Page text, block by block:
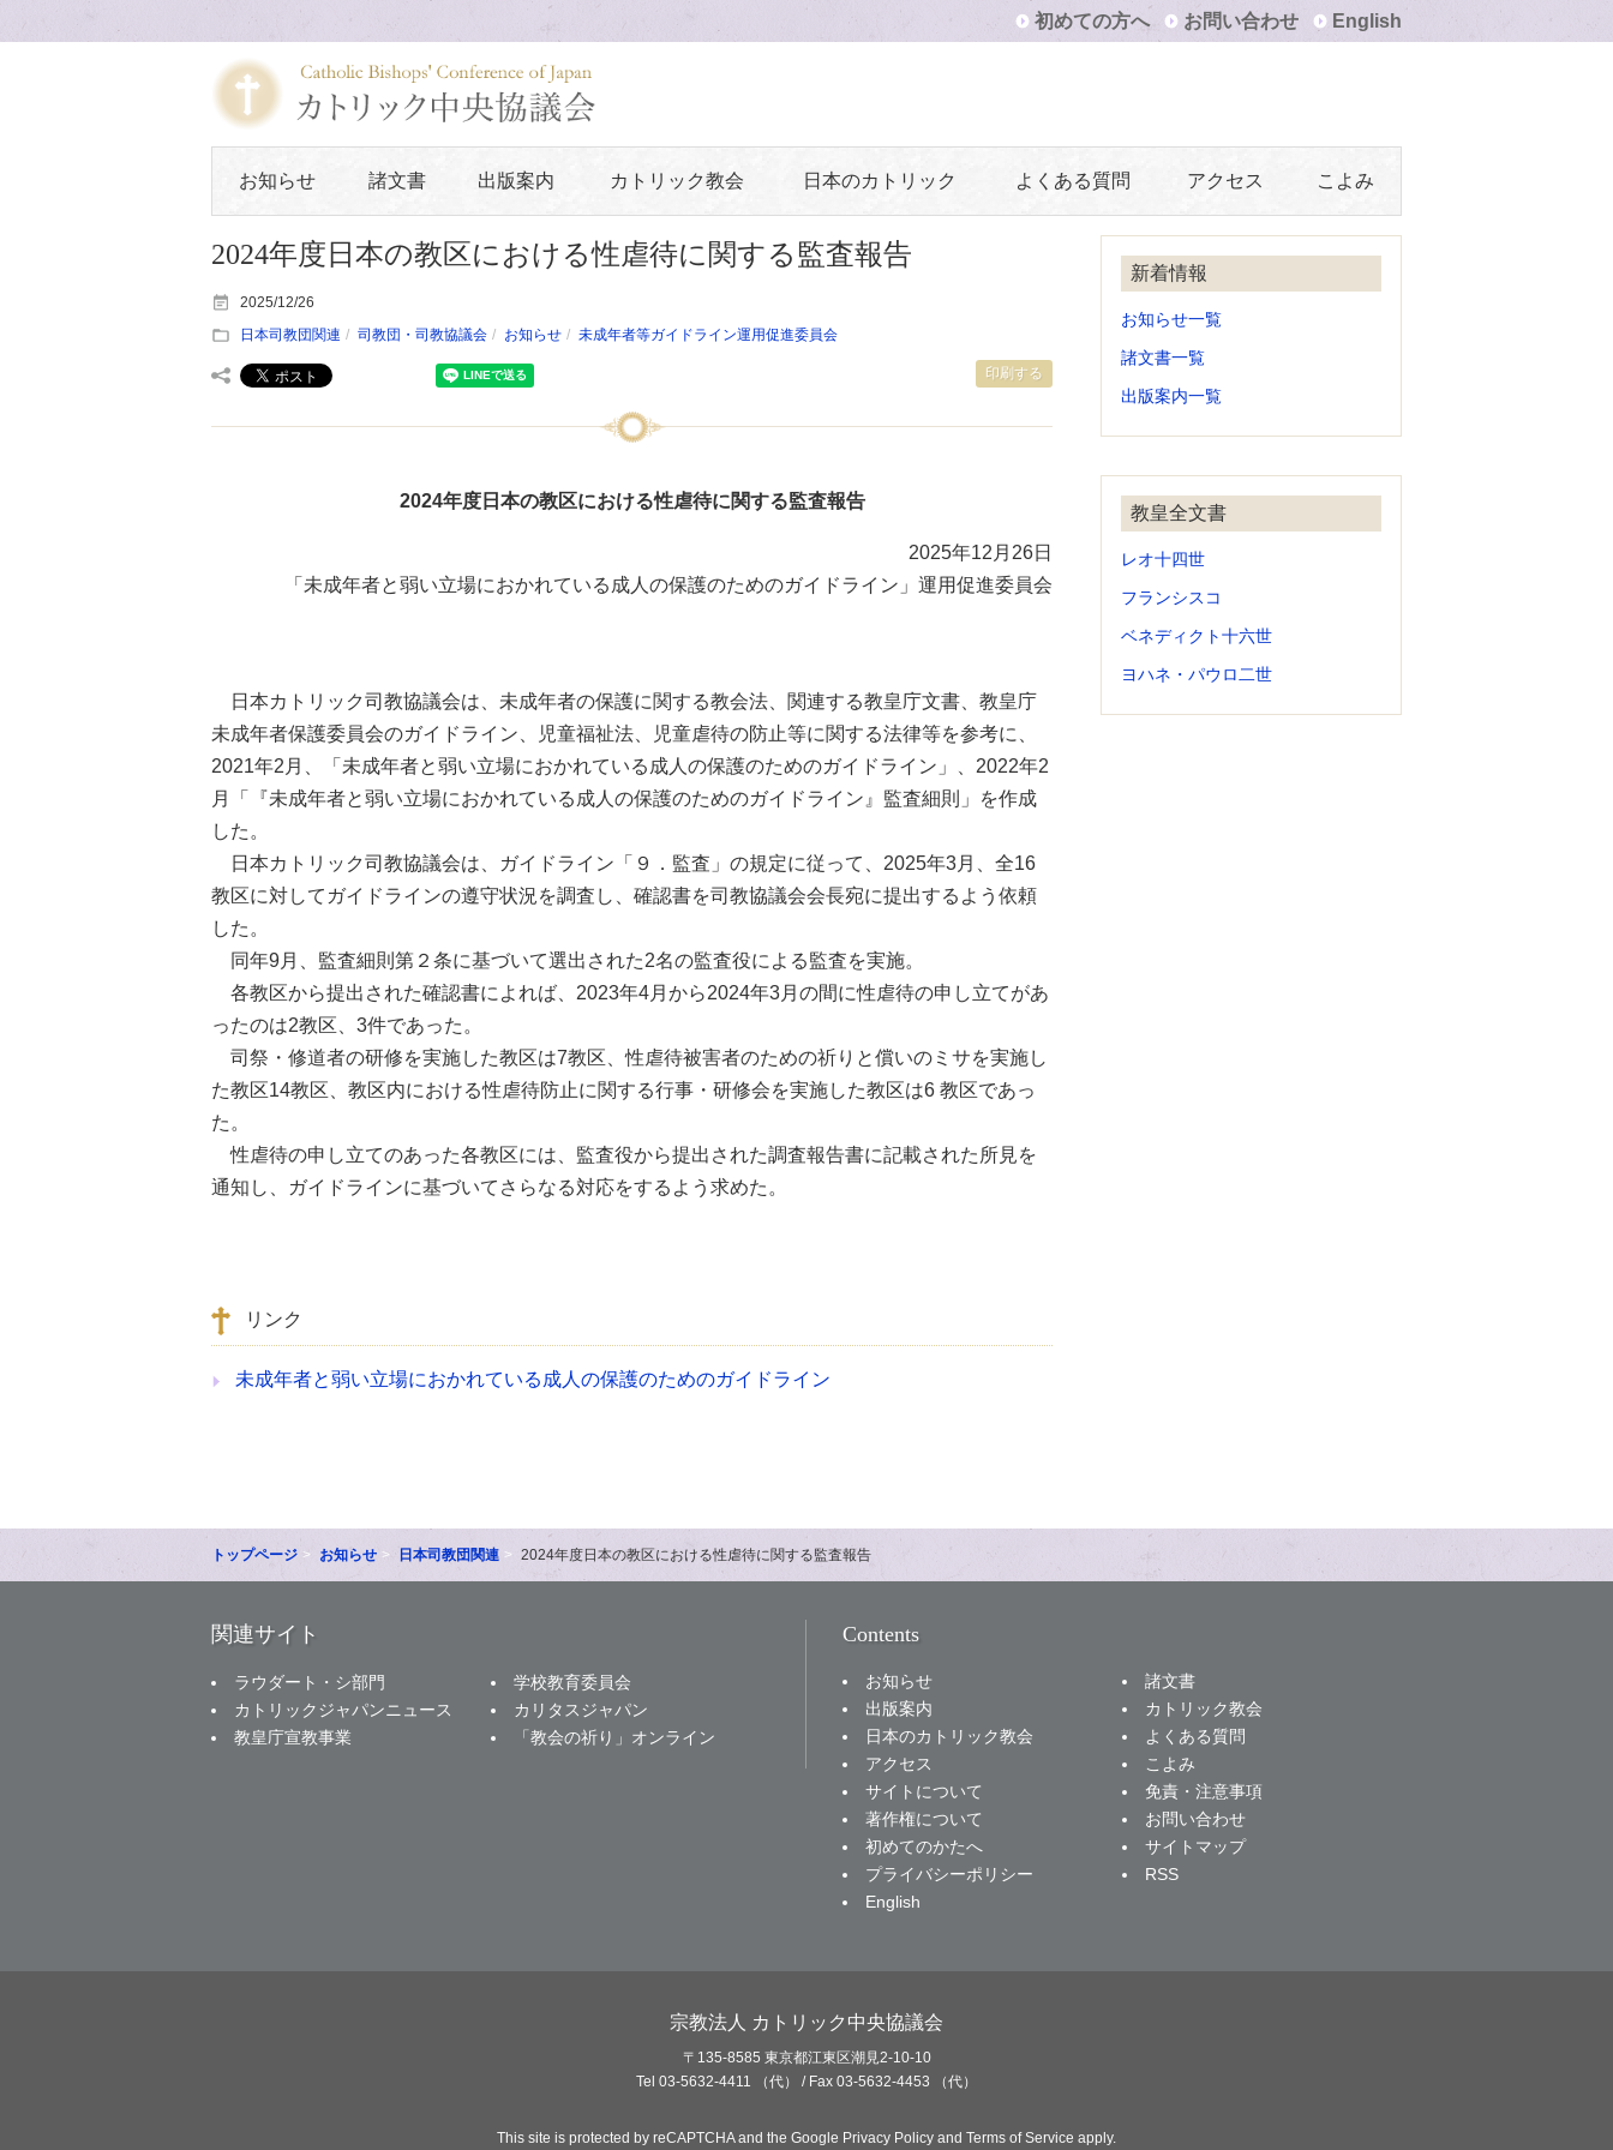
初めての方へ お問い合わせ English
お知らせ 諸文書 出版案内 カトリック教会 日本のカトリック よくある質問 アクセス こよみ
2024年度日本の教区における性虐待に関する監査報告
印刷する
2025/12/26
日本司教団関連
司教団・司教協議会 お知らせ 未成年者等ガイドライン運用促進委員会
2024年度日本の教区における性虐待に関する監査報告
2025年12月26日
「未成年者と弱い立場におかれている成人の保護のためのガイドライン」運用促進委員会
日本カトリック司教協議会は、未成年者の保護に関する教会法、関連する教皇庁文書、教皇庁
未成年者保護委員会のガイドライン、児童福祉法、児童虐待の防止等に関する法律等を参考に、
2021年2月、「未成年者と弱い立場におかれている成人の保護のためのガイドライン」、2022年2
月「『未成年者と弱い立場におかれている成人の保護のためのガイドライン』監査細則」を作成
した。
日本カトリック司教協議会は、ガイドライン「９．監査」の規定に従って、2025年3月、全16
教区に対してガイドラインの遵守状況を調査し、確認書を司教協議会会長宛に提出するよう依頼
した。
同年9月、監査細則第２条に基づいて選出された2名の監査役による監査を実施。
各教区から提出された確認書によれば、2023年4月から2024年3月の間に性虐待の申し立てがあ
ったのは2教区、3件であった。
司祭・修道者の研修を実施した教区は7教区、性虐待被害者のための祈りと償いのミサを実施し
た教区14教区、教区内における性虐待防止に関する行事・研修会を実施した教区は6 教区であっ
た。
性虐待の申し立てのあった各教区には、監査役から提出された調査報告書に記載された所見を
通知し、ガイドラインに基づいてさらなる対応をするよう求めた。
リンク
未成年者と弱い立場におかれている成人の保護のためのガイドライン
新着情報
お知らせ一覧
諸文書一覧
出版案内一覧
教皇全文書
レオ十四世
フランシスコ
ベネディクト十六世
ヨハネ・パウロ二世
トップページ お知らせ 日本司教団関連 2024年度日本の教区における性虐待に関する監査報告
関連サイト
ラウダート・シ部門
学校教育委員会
カトリックジャパンニュース
カリタスジャパン
教皇庁宣教事業
「教会の祈り」オンライン
Contents
お知らせ
諸文書
出版案内
カトリック教会
日本のカトリック教会
よくある質問
アクセス
こよみ
サイトについて
免責・注意事項
著作権について
お問い合わせ
初めてのかたへ
サイトマップ
プライバシーポリシー
RSS
English
宗教法人 カトリック中央協議会
〒135-8585 東京都江東区潮見2-10-10
Tel 03-5632-4411 （代） / Fax 03-5632-4453 （代）
This site is protected by reCAPTCHA and the Google Privacy Policy and Terms of Service apply.